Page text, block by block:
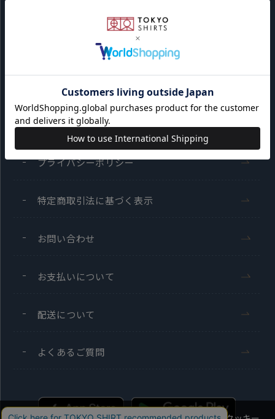
ご利用ガイド
サイト利用規約
会員利用規約
プライバシーポリシー
特定商取引法に基づく表示
お問い合わせ
お支払いについて
配送について
よくあるご質問